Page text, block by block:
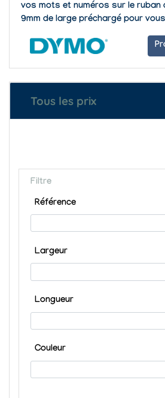
vos mots et numéros sur le ruban
9mm de large préchargé pour
Tous les prix
Filtre
Référence
Largeur
Longueur
Couleur